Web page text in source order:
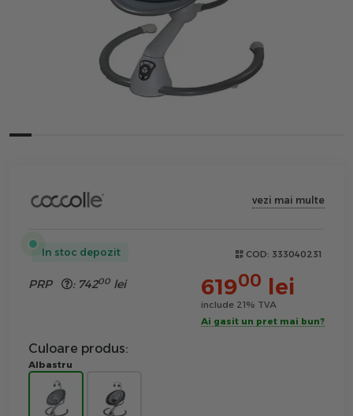
vezi mai multe
In stoc depozit COD: 333040231
PRP : 74200 lei 61900 lei
include 21% TVA
Ai gasit un pret mai bun?
Culoare produs:
Albastru